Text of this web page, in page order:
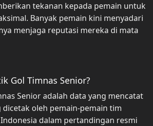
tekanan kepada pemain untuk
Banyak pemain kini menyadari
menjaga reputasi mereka di mata
Gol Timnas Senior?
Senior adalah data yang mencatat
dicetak oleh pemain-pemain tim
dalam pertandingan resmi